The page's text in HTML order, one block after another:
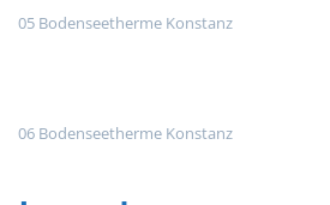
05 Bodenseetherme Konstanz
06 Bodenseetherme Konstanz